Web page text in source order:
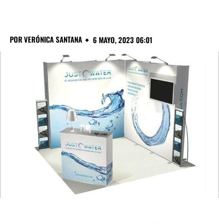
PORVERÓNICA SANTANA 6 MAYO, 2023 06:01